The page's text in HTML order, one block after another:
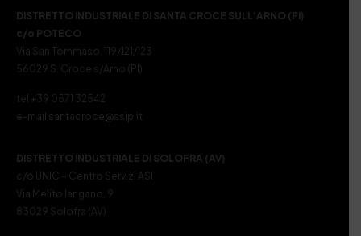
DISTRETTO INDUSTRIALE DI SANTA CROCE SULL’ARNO (PI)
c/o POTECO
Via San Tommaso, 119/121/123
56029 S. Croce s/Arno (PI)
tel +39 0571 32542
e-mail santacroce@ssip.it
DISTRETTO INDUSTRIALE DI SOLOFRA (AV)
c/o UNIC – Centro Servizi ASI
Via Melito Iangano, 9
83029 Solofra (AV)